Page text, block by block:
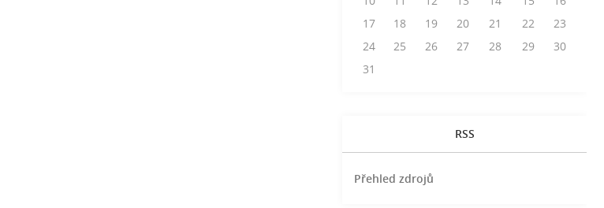
17
18 19 20 21 22
23
24
25 26 27 28 29
30
31
RSS
Přehled zdrojů